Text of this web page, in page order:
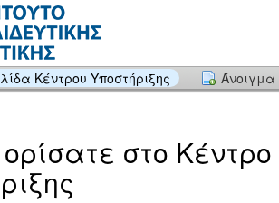
Κέντρου Υποστήριξης Άνοιγμα
στο Κέντρο